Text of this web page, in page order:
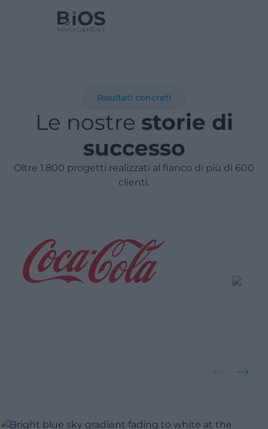
Risultati concreti
Le nostre storie di
successo
Oltre 1.800 progetti realizzati al fianco di più di 600
clienti.